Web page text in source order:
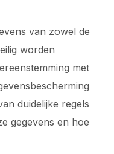
van zowel de
worden
met
duidelijke regels
gegevens en hoe